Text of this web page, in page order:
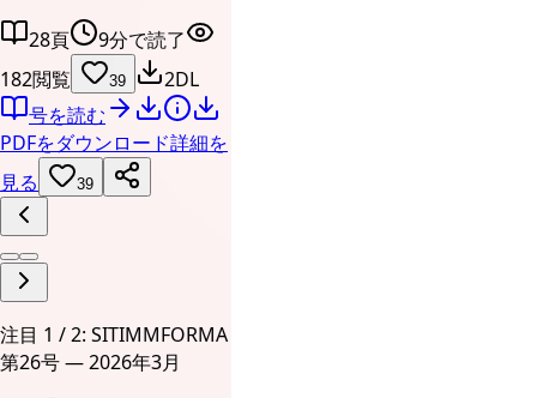
28頁
9分で読了
182閲覧
39
2DL
号を読む
PDFをダウンロード詳細を
見る
39
注目 1 / 2: SITIMMFORMA
第26号 — 2026年3月